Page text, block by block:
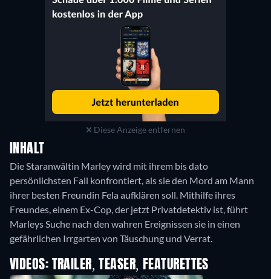
Diese Anzeige entfernen
INHALT
Die Staranwältin Marley wird mit ihrem bis dato
persönlichsten Fall konfrontiert, als sie den Mord am Mann
ihrer besten Freundin Fela aufklären soll. Mithilfe ihres
Freundes, einem Ex-Cop, der jetzt Privatdetektiv ist, führt
Marleys Suche nach den wahren Ereignissen sie in einen
gefährlichen Irrgarten von Täuschung und Verrat.
VIDEOS: TRAILER, TEASER, FEATURETTES